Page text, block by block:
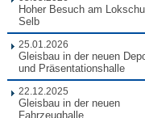
Hoher Besuch am
Selb
25.01.2026
Gleisbau in der neuen
und Präsentationshalle
22.12.2025
Gleisbau in der neuen
Fahrzeughalle